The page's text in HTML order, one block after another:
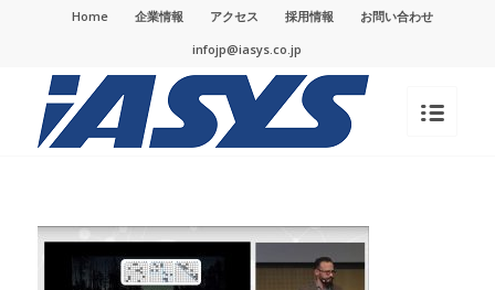
Home 企業情報 アクセス 採用情報
お問い合わせ
infojp@iasys.co.jp